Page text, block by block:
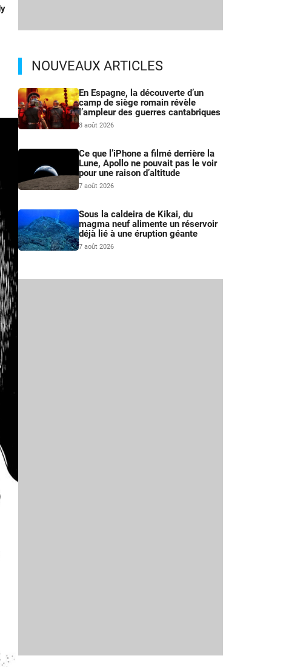
NOUVEAUX ARTICLES
En Espagne, la découverte d’un
camp de siège romain révèle
l’ampleur des guerres cantabriques
8 août 2026
Ce que l’iPhone a filmé derrière la
Lune, Apollo ne pouvait pas le voir
pour une raison d’altitude
7 août 2026
Sous la caldeira de Kikai, du
magma neuf alimente un réservoir
déjà lié à une éruption géante
7 août 2026